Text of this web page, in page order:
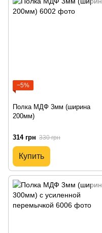
−5%
Полка МДФ 3мм (ширина
200мм)
314 грн 330 грн
Купить